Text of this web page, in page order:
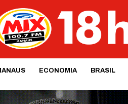
ECONOMIA BRASIL